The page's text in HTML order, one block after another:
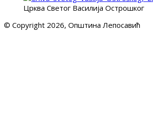
Црква Светог Василија Острошког
© Copyright 2026, Општина Лепосавић